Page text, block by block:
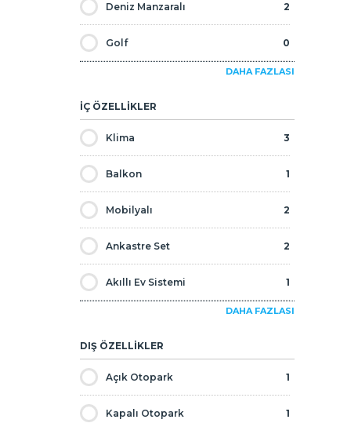
Deniz Manzaralı 2
Golf 0
DAHA FAZLASI
İÇ ÖZELLİKLER
Klima 3
Balkon 1
Mobilyalı 2
Ankastre Set 2
Akıllı Ev Sistemi 1
DAHA FAZLASI
DIŞ ÖZELLİKLER
Açık Otopark 1
Kapalı Otopark 1